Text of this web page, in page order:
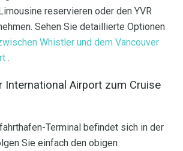
reservieren oder den YVR
Sehen Sie detaillierte Optionen
Whistler und dem Vancouver
.
International Airport zum Cruise
Terminal befindet sich in der
Sie einfach den obigen